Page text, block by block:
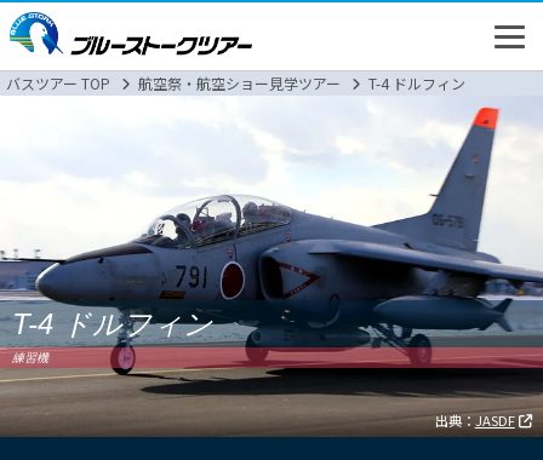
高速バス
バスツアー
新幹線
バスツアー TOP 航空祭・航空ショー見学ツアー T-4 ドルフィン
T-4 ドルフィン
練習機
出典：JASDF